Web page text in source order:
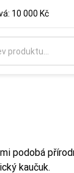
10 000 Kč
podobá
kaučuk.